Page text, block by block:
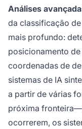
Análises
da classificação
mais profundo:
posicionamento
coordenadas de
sistemas de IA
a partir de várias
próxima
ocorrerem, os